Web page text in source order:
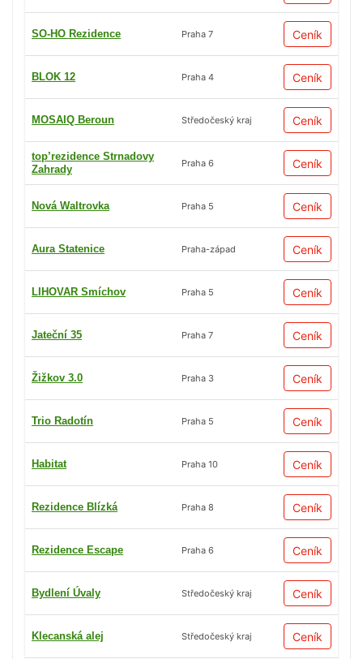
SO-HO Rezidence Praha 7 Ceník
BLOK 12 Praha 4 Ceník
MOSAIQ Beroun Středočeský kraj Ceník
top’rezidence Strnadovy
Zahrady
Praha 6 Ceník
Nová Waltrovka Praha 5 Ceník
Aura Statenice Praha-západ Ceník
LIHOVAR Smíchov Praha 5 Ceník
Jateční 35 Praha 7 Ceník
Žižkov 3.0 Praha 3 Ceník
Trio Radotín Praha 5 Ceník
Habitat Praha 10 Ceník
Rezidence Blízká Praha 8 Ceník
Rezidence Escape Praha 6 Ceník
Bydlení Úvaly Středočeský kraj Ceník
Klecanská alej Středočeský kraj Ceník